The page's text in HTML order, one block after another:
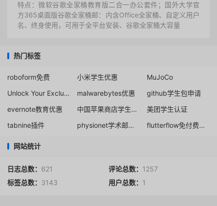
特点：微软谷歌全家桶教育版二合一办公套件；国外大学官
方365桌面版谷歌全家桶邮：内含Office全家桶、自定义用户
名、终身使用，可用于全平台安装、谷歌全家桶大容量
热门标签
roboform免费 小米学生优惠
MuJoCo
Unlock Your Exclusive Discount at Proton
malwarebytes优惠
github学生包申请
evernote教育优惠
中国苹果商店学生优惠
美团学生认证
tabnine插件
physionet学术邮箱注册 flutterflow免付费使用方法
网站统计
日志总数： 621 评论总数： 1257
标签总数： 3143 用户总数： 1